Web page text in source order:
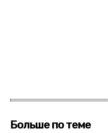
Больше по теме